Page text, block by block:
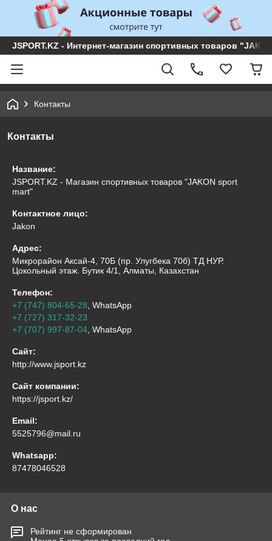
JSPORT.KZ - Интернет-магазин спортивных товаров
Контакты
Контакты
Название:
JSPORT.KZ - Магазин спортивных товаров "JAKON sport
mart"
Контактное лицо:
Jakon
Адрес:
Микрорайон Аксай-4, 70Б (пр. Улугбека 70б) ТД НУР.
Цокольный этаж. Бутик 4/1, Алматы, Казахстан
Телефон:
+7 (747) 804-65-28 , WhatsApp
+7 (727) 317-32-23
+7 (707) 997-87-04 , WhatsApp
Сайт:
http://www.jsport.kz
Сайт компании:
https://jsport.kz/
Email:
5525796@mail.ru
Whatsapp:
87478046528
О нас
Рейтинг не сформирован